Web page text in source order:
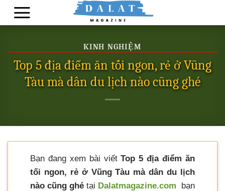
Skip
KINH NGHIỆM
Top 5 địa điểm ăn tối ngon, rẻ ở Vũng
Tàu mà dân du lịch nào cũng ghé
Bạn đang xem bài viếtTop 5 địa điểm ăn
tối ngon, rẻ ở Vũng Tàu mà dân du lịch
nào cũng ghé tại Dalatmagazine.com
bạn